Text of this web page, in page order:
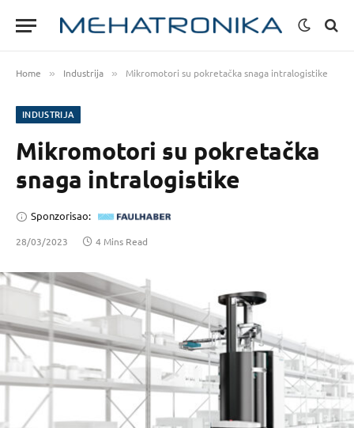
Home » Industrija » Mikromotori su pokretačka snaga intralogistike
INDUSTRIJA
Mikromotori su pokretačka
snaga intralogistike
Sponzorisao:
28/03/2023 4 Mins Read